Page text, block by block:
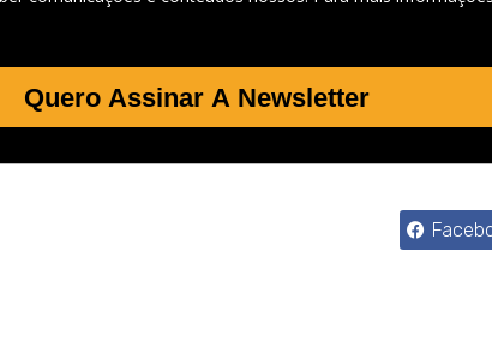
Quero Assinar A Newsletter